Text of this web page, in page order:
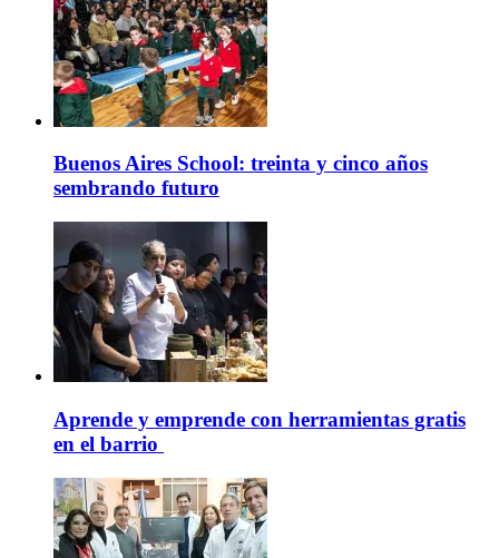
Buenos Aires School: treinta y cinco años
sembrando futuro
Aprende y emprende con herramientas gratis
en el barrio